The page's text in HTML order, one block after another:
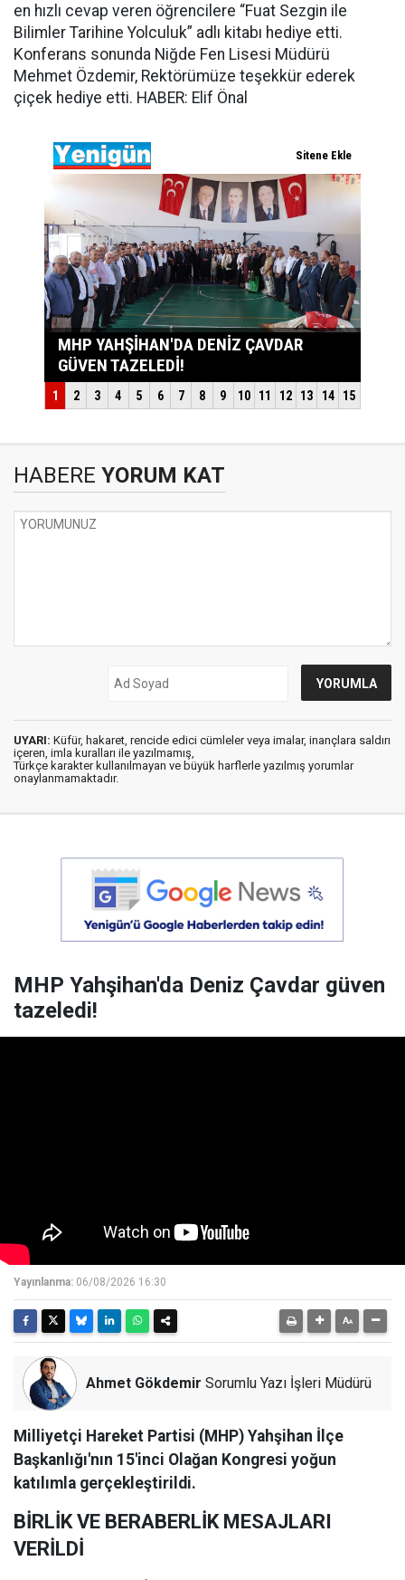
en hızlı cevap veren öğrencilere “Fuat Sezgin ile
Bilimler Tarihine Yolculuk” adlı kitabı hediye etti.
Konferans sonunda Niğde Fen Lisesi Müdürü
Mehmet Özdemir, Rektörümüze teşekkür ederek
çiçek hediye etti. HABER: Elif Önal
HABERE YORUM KAT
UYARI: Küfür, hakaret, rencide edici cümleler veya imalar, inançlara saldırı
içeren, imla kuralları ile yazılmamış,
Türkçe karakter kullanılmayan ve büyük harflerle yazılmış yorumlar
onaylanmamaktadır.
MHP Yahşihan'da Deniz Çavdar güven
tazeledi!
Yayınlanma: 06/08/2026 16:30
Ahmet Gökdemir Sorumlu Yazı İşleri Müdürü
Milliyetçi Hareket Partisi (MHP) Yahşihan İlçe
Başkanlığı'nın 15'inci Olağan Kongresi yoğun
katılımla gerçekleştirildi.
BİRLİK VE BERABERLİK MESAJLARI
VERİLDİ